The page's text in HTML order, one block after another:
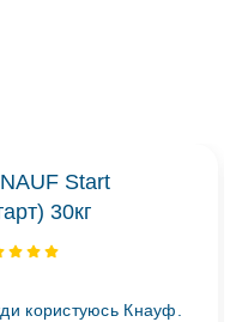
Start
30кг
користуюсь Кнауф.